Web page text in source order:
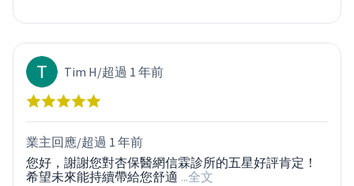
Tim H/超過 1 年前
業主回應/超過 1 年前
您好，謝謝您對杏保醫網信霖診所的五星好評肯定！
希望未來能持續帶給您舒適 ...全文